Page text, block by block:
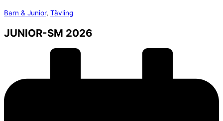
Barn & Junior, Tävling
JUNIOR-SM 2026